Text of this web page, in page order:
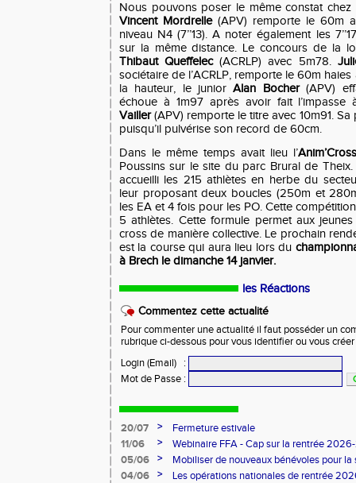
Nous pouvons poser le même constat chez
Vincent Mordrelle(APV) remporte le 60m
niveau N4 (7’’13). A noter également les
sur la même distance. Le concours de la
Thibaut Queffelec(ACRLP) avec 5m78.
sociétaire de l’ACRLP, remporte le 60m haies
la hauteur, le juniorAlan Bocher(APV)
échoue à 1m97 après avoir fait
Vailler(APV) remporte le titre avec 10m91.
puisqu’il pulvérise son record de 60cm.
Dans le même temps avait lieu l’Anim’Cross
Poussins sur le site du parc Brural de
accueilli les 215 athlètes en herbe du
leur proposant deux boucles (250m et
les EA et 4 fois pour les PO. Cette
5 athlètes. Cette formule permet aux
cross de manière collective. Le prochain
est la course qui aura lieu lors du
à Brech le dimanche 14 janvier.
les Réactions
Commentez cette actualité
Pour commenter une actualité il faut posséder un
rubrique ci-dessous pour vous identifier ou vous
Login (Email)
:
Mot de Passe :
20/07 >
Fermeture estivale
11/06
>
Webinaire FFA - Cap sur la rentrée
05/06
>
Mobiliser de nouveaux bénévoles pour
04/06
>
Les opérations nationales de rentrée